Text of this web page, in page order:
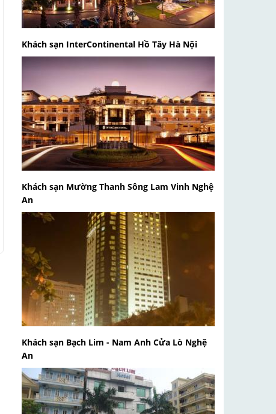
Khách sạn InterContinental Hồ Tây Hà Nội
Khách sạn Mường Thanh Sông Lam Vinh Nghệ
An
Khách sạn Bạch Lim - Nam Anh Cửa Lò Nghệ
An